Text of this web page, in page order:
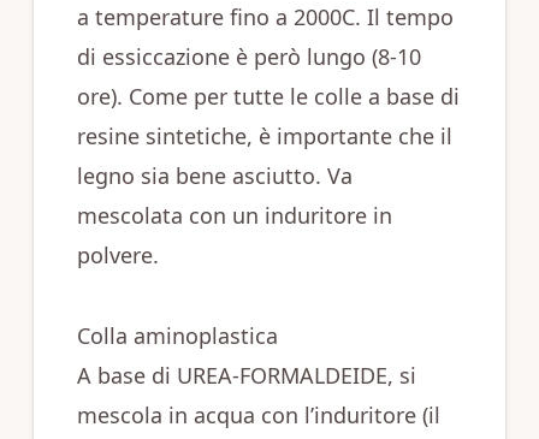
a temperature fino a 2000C. Il tempo
di essiccazione è però lungo (8-10
ore). Come per tutte le colle a base di
resine sintetiche, è importante che il
legno sia bene asciutto. Va
mescolata con un induritore in
polvere.
Colla aminoplastica
A base di UREA-FORMALDEIDE, si
mescola in acqua con l’induritore (il